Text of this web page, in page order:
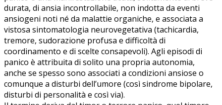
durata, di ansia incontrollabile, non indotta da eventi
ansiogeni noti né da malattie organiche, e associata a
vistosa sintomatologia neurovegetativa (tachicardia,
tremore, sudorazione profusa e difficoltà di
coordinamento e di scelte consapevoli). Agli episodi di
panico è attribuita di solito una propria autonomia,
anche se spesso sono associati a condizioni ansiose o
comunque a disturbi dell’umore (così sindrome bipolare,
disturbi di personalità e così via).